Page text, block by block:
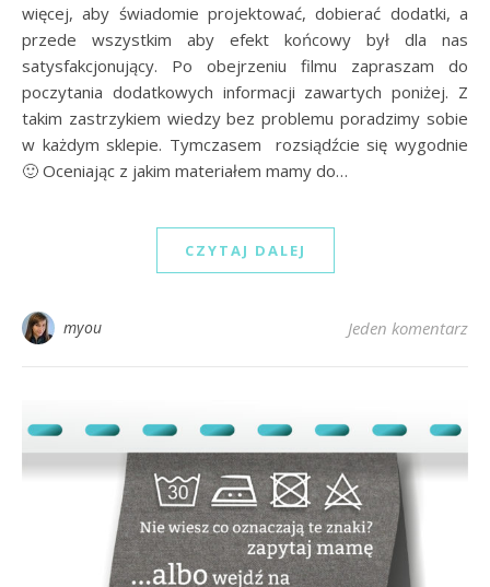
więcej, aby świadomie projektować, dobierać dodatki, a
przede wszystkim aby efekt końcowy był dla nas
satysfakcjonujący. Po obejrzeniu filmu zapraszam do
poczytania dodatkowych informacji zawartych poniżej. Z
takim zastrzykiem wiedzy bez problemu poradzimy sobie
w każdym sklepie. Tymczasem rozsiądźcie się wygodnie
🙂 Oceniając z jakim materiałem mamy do…
CZYTAJ DALEJ
myou Jeden komentarz